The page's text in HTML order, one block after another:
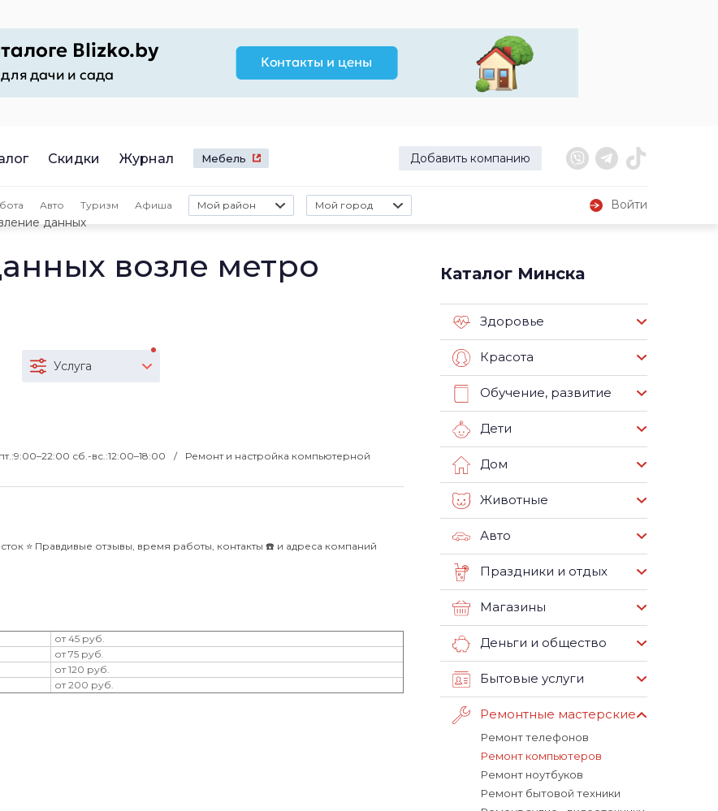
Скидки Журнал Мебель Добавить компанию
Авто Туризм Афиша Мой район Мой город
Войти
данных
возле метро
Услуга
сб.-вс.:12:00–18:00
Ремонт и настройка компьютерной
⭐️ Правдивые отзывы, время работы, контакты ☎️ и адреса компаний
от 45 руб.
от 75 руб.
от 120 руб.
от 200 руб.
Каталог Минска
Здоровье
Красота
Обучение, развитие
Дети
Дом
Животные
Авто
Праздники и отдых
Магазины
Деньги и общество
Бытовые услуги
Ремонтные мастерские
Ремонт телефонов
Ремонт компьютеров
Ремонт ноутбуков
Ремонт бытовой техники